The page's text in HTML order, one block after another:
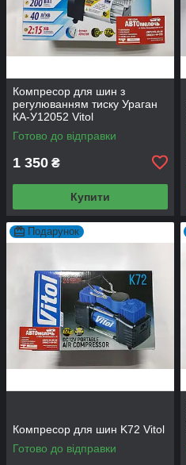
Компресор для шин з
регулюванням тиску Ураган
КА-У12052 Vitol
Готово до відправки
1 350 ₴
Купити
Подарунок
Компресор для шин K72 Vitol
Готово до відправки